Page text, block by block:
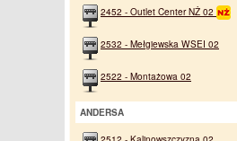
2452 - Outlet Center NŻ 02
2532 - Mełgiewska WSEI 02
2522 - Montażowa 02
ANDERSA